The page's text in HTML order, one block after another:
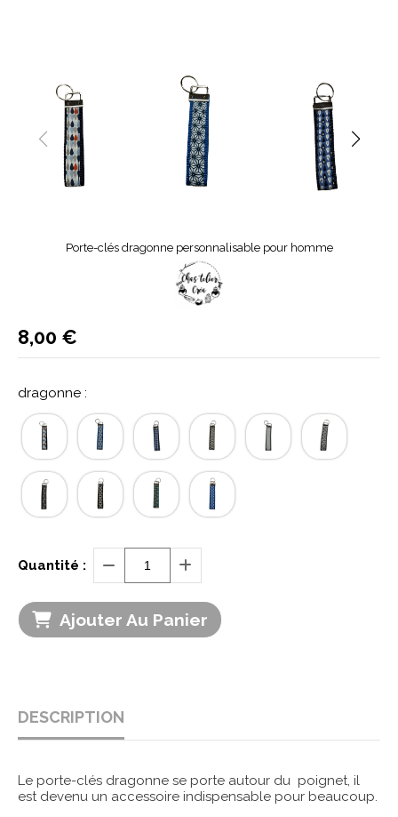
Porte-clés dragonne personnalisable pour homme
dragonne :
8,00 €
Quantité :
Ajouter Au Panier
DESCRIPTION
Le porte-clés dragonne se porte autour du poignet, il
est devenu un accessoire indispensable pour beaucoup.